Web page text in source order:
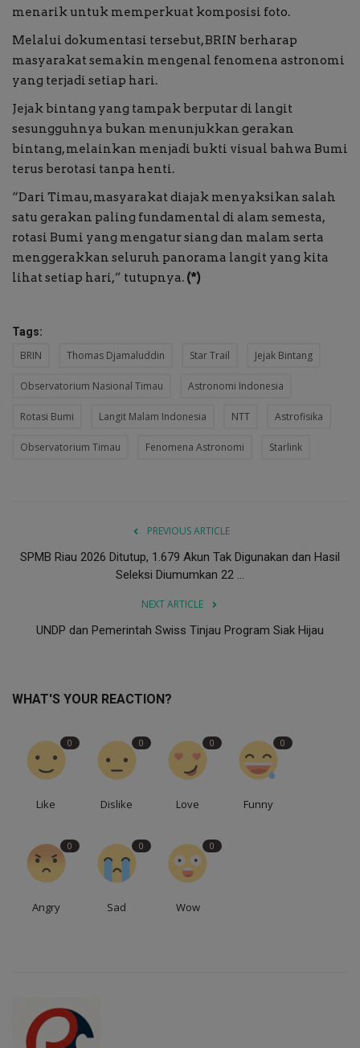
menarik untuk memperkuat komposisi foto.
Melalui dokumentasi tersebut, BRIN berharap
masyarakat semakin mengenal fenomena astronomi
yang terjadi setiap hari.
Jejak bintang yang tampak berputar di langit
sesungguhnya bukan menunjukkan gerakan
bintang, melainkan menjadi bukti visual bahwa Bumi
terus berotasi tanpa henti.
“Dari Timau, masyarakat diajak menyaksikan salah
satu gerakan paling fundamental di alam semesta,
rotasi Bumi yang mengatur siang dan malam serta
menggerakkan seluruh panorama langit yang kita
lihat setiap hari,” tutupnya. (*)
Tags:
BRIN Thomas Djamaluddin Star Trail Jejak Bintang
Observatorium Nasional Timau Astronomi Indonesia
Rotasi Bumi Langit Malam Indonesia NTT Astrofisika
Observatorium Timau Fenomena Astronomi Starlink
PREVIOUS ARTICLE
SPMB Riau 2026 Ditutup, 1.679 Akun Tak Digunakan dan Hasil
Seleksi Diumumkan 22 ...
NEXT ARTICLE
UNDP dan Pemerintah Swiss Tinjau Program Siak Hijau
WHAT'S YOUR REACTION?
0
Like
0
Dislike
0
Love
0
Funny
0
Angry
0
Sad
0
Wow